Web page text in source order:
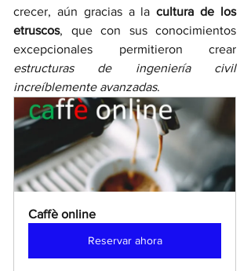
crecer, aún gracias a la cultura de los
etruscos, que con sus conocimientos
estructuras de ingeniería civil
increíblemente avanzadas.
Caffè online
Reservar ahora